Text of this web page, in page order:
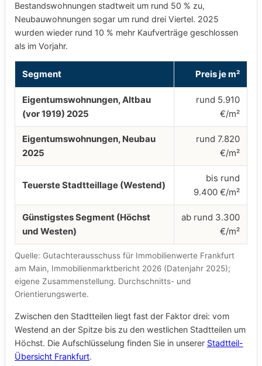
Bestandswohnungen stadtweit um rund 50 % zu,
Neubauwohnungen sogar um rund drei Viertel. 2025
wurden wieder rund 10 % mehr Kaufverträge geschlossen
als im Vorjahr.
Segment Preis je m²
Eigentumswohnungen, Altbau
(vor 1919) 2025
rund 5.910
€/m²
Eigentumswohnungen, Neubau
2025
rund 7.820
€/m²
Teuerste Stadtteillage (Westend)
bis rund
9.400 €/m²
Günstigstes Segment (Höchst
und Westen)
ab rund 3.300
€/m²
Quelle: Gutachterausschuss für Immobilienwerte Frankfurt
am Main, Immobilienmarktbericht 2026 (Datenjahr 2025);
eigene Zusammenstellung. Durchschnitts- und
Orientierungswerte.
Zwischen den Stadtteilen liegt fast der Faktor drei: vom
Westend an der Spitze bis zu den westlichen Stadtteilen um
Höchst. Die Aufschlüsselung finden Sie in unserer Stadtteil-
Übersicht Frankfurt.